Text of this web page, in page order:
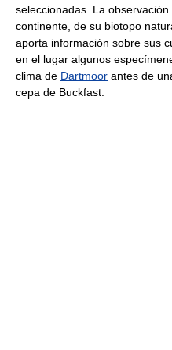
seleccionadas. La
continente, de su biotopo
aporta información sobre sus
en el lugar algunos
clima de Dartmoor antes de
cepa de Buckfast.